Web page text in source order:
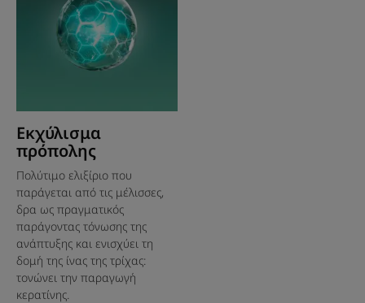
Εκχύλισμα
πρόπολης
Πολύτιμο ελιξίριο που
παράγεται από τις μέλισσες,
δρα ως πραγματικός
παράγοντας τόνωσης της
ανάπτυξης και ενισχύει τη
δομή της ίνας της τρίχας:
τονώνει την παραγωγή
κερατίνης.